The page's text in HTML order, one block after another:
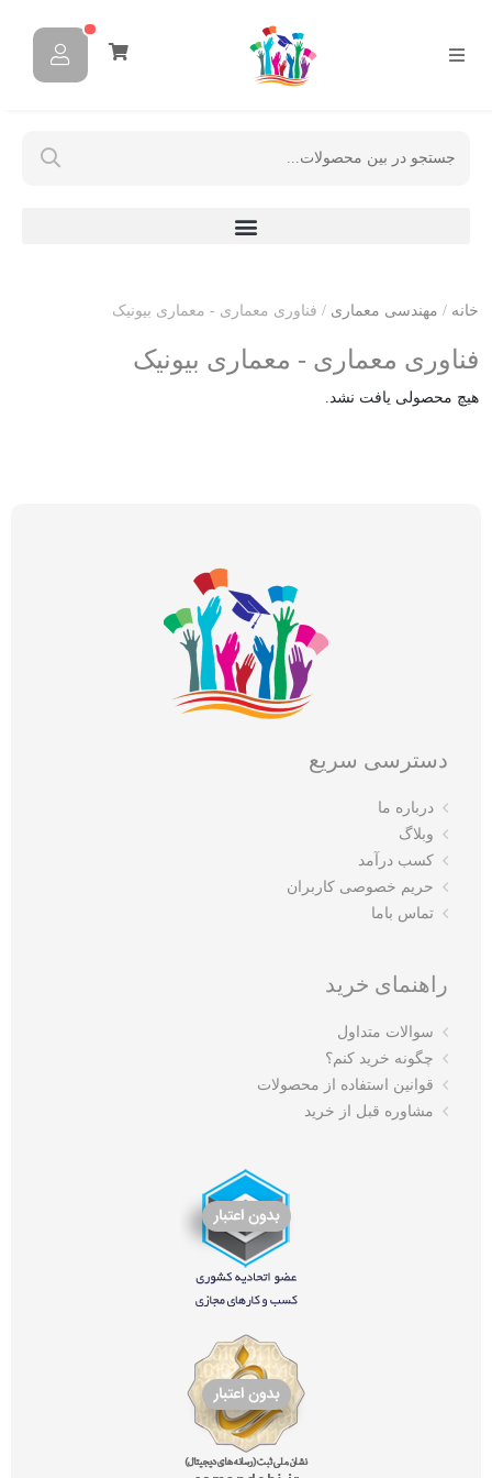
خانه / مهندسی معماری / فناوری معماری - معماری بیونیک
فناوری معماری - معماری بیونیک
هیچ محصولی یافت نشد.
دسترسی سریع
درباره ما
وبلاگ
کسب درآمد
حریم خصوصی کاربران
تماس باما
راهنمای خرید
سوالات متداول
چگونه خرید کنم؟
قوانین استفاده از محصولات
مشاوره قبل از خرید